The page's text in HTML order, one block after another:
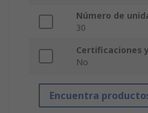
Número de
30
Certificaciones
No
Encuentra